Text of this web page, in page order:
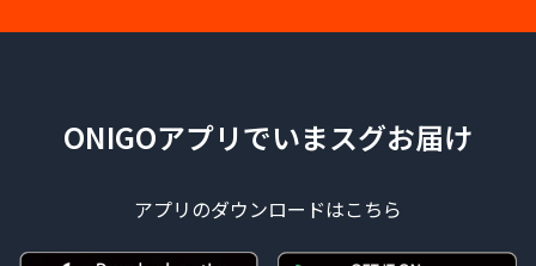
ONIGOアプリでいまスグお届け
アプリのダウンロードはこちら